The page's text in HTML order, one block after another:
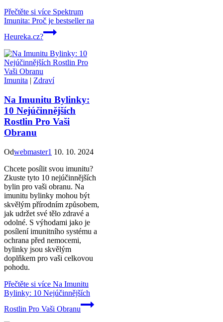
Přečtěte si více Spektrum
Imunita: Proč je bestseller na
Heureka.cz?
Imunita | Zdraví
Na Imunitu Bylinky:
10 Nejúčinnějších
Rostlin Pro Vaši
Obranu
Odwebmaster1 10. 10. 2024
Chcete posílit svou imunitu?
Zkuste tyto 10 nejúčinnějších
bylin pro vaši obranu. Na
imunitu bylinky mohou být
skvělým přírodním způsobem,
jak udržet své tělo zdravé a
odolné. S výhodami jako je
posílení imunitního systému a
ochrana před nemocemi,
bylinky jsou skvělým
doplňkem pro vaši celkovou
pohodu.
Přečtěte si více Na Imunitu
Bylinky: 10 Nejúčinnějších
Rostlin Pro Vaši Obranu